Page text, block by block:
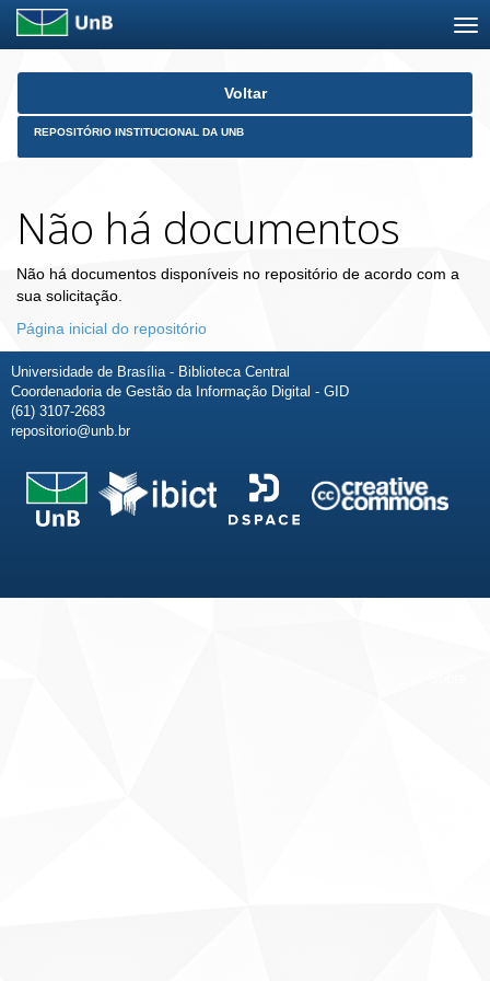
Skip
Voltar
REPOSITÓRIO INSTITUCIONAL DA UNB
Não há documentos
Não há documentos disponíveis no repositório de acordo com a
sua solicitação.
Página inicial do repositório
Universidade de Brasília - Biblioteca Central
Coordenadoria de Gestão da Informação Digital - GID
(61) 3107-2683
repositorio@unb.br